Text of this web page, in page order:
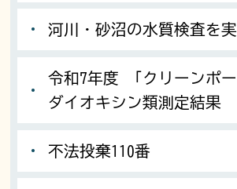
河川・砂沼の水質検査を
令和7年度 「クリーンポー
ダイオキシン類測定結果
不法投棄110番